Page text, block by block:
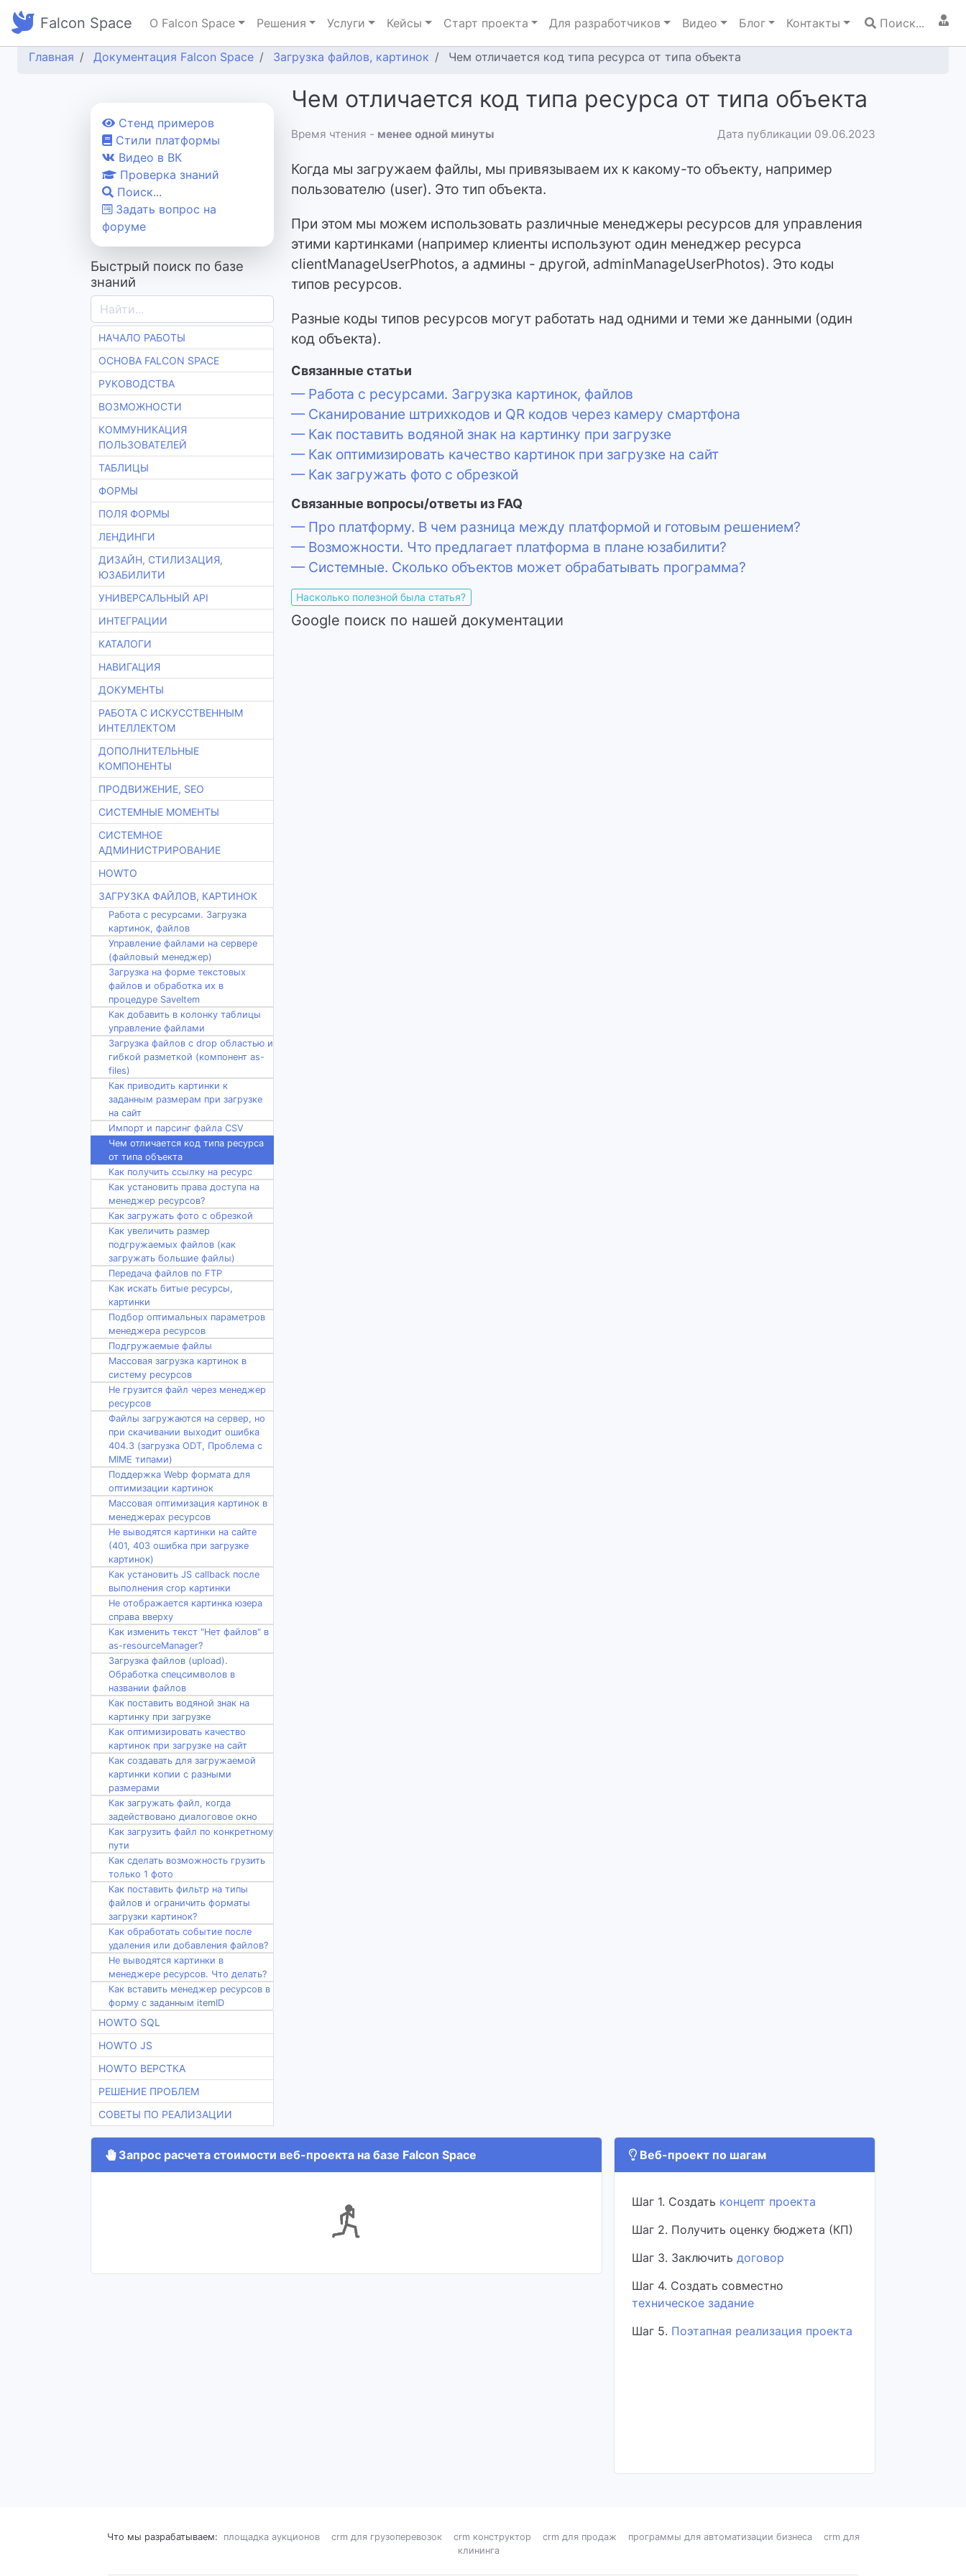
Falcon Space О Falcon Space Решения Услуги Кейсы Старт проекта Для разработчиков Видео Блог Контакты Поиск...
Главная Документация Falcon Space Загрузка файлов, картинок Чем отличается код типа ресурса от типа объекта
Cтенд примеров
Стили платформы
Видео в ВК
Проверка знаний
Поиск...
Задать вопрос на
форуме
Быстрый поиск по базе
знаний
НАЧАЛО РАБОТЫ
ОСНОВА FALCON SPACE
РУКОВОДСТВА
ВОЗМОЖНОСТИ
КОММУНИКАЦИЯ
ПОЛЬЗОВАТЕЛЕЙ
ТАБЛИЦЫ
ФОРМЫ
ПОЛЯ ФОРМЫ
ЛЕНДИНГИ
ДИЗАЙН, СТИЛИЗАЦИЯ,
ЮЗАБИЛИТИ
УНИВЕРСАЛЬНЫЙ API
ИНТЕГРАЦИИ
КАТАЛОГИ
НАВИГАЦИЯ
ДОКУМЕНТЫ
РАБОТА С ИСКУССТВЕННЫМ
ИНТЕЛЛЕКТОМ
ДОПОЛНИТЕЛЬНЫЕ
КОМПОНЕНТЫ
ПРОДВИЖЕНИЕ, SEO
СИСТЕМНЫЕ МОМЕНТЫ
СИСТЕМНОЕ
АДМИНИСТРИРОВАНИЕ
HOWTO
ЗАГРУЗКА ФАЙЛОВ, КАРТИНОК
Работа с ресурсами. Загрузка
картинок, файлов
Управление файлами на сервере
(файловый менеджер)
Загрузка на форме текстовых
файлов и обработка их в
процедуре SaveItem
Как добавить в колонку таблицы
управление файлами
Загрузка файлов с drop областью и
гибкой разметкой (компонент as-
files)
Как приводить картинки к
заданным размерам при загрузке
на сайт
Импорт и парсинг файла CSV
Чем отличается код типа ресурса
от типа объекта
Как получить ссылку на ресурс
Как установить права доступа на
менеджер ресурсов?
Как загружать фото с обрезкой
Как увеличить размер
подгружаемых файлов (как
загружать большие файлы)
Передача файлов по FTP
Как искать битые ресурсы,
картинки
Подбор оптимальных параметров
менеджера ресурсов
Подгружаемые файлы
Массовая загрузка картинок в
систему ресурсов
Не грузится файл через менеджер
ресурсов
Файлы загружаются на сервер, но
при скачивании выходит ошибка
404.3 (загрузка ODT, Проблема с
MIME типами)
Поддержка Webp формата для
оптимизации картинок
Массовая оптимизация картинок в
менеджерах ресурсов
Не выводятся картинки на сайте
(401, 403 ошибка при загрузке
картинок)
Как установить JS callback после
выполнения crop картинки
Не отображается картинка юзера
справа вверху
Как изменить текст "Нет файлов" в
as-resourceManager?
Загрузка файлов (upload).
Обработка спецсимволов в
названии файлов
Как поставить водяной знак на
картинку при загрузке
Как оптимизировать качество
картинок при загрузке на сайт
Как создавать для загружаемой
картинки копии с разными
размерами
Как загружать файл, когда
задействовано диалоговое окно
Как загрузить файл по конкретному
пути
Как сделать возможность грузить
только 1 фото
Как поставить фильтр на типы
файлов и ограничить форматы
загрузки картинок?
Как обработать событие после
удаления или добавления файлов?
Не выводятся картинки в
менеджере ресурсов. Что делать?
Как вставить менеджер ресурсов в
форму с заданным itemID
HOWTO SQL
HOWTO JS
HOWTO ВЕРСТКА
РЕШЕНИЕ ПРОБЛЕМ
СОВЕТЫ ПО РЕАЛИЗАЦИИ
Чем отличается код типа ресурса от типа объекта
Время чтения - менее одной минуты Дата публикации 09.06.2023
Когда мы загружаем файлы, мы привязываем их к какому-то объекту, например
пользователю (user). Это тип объекта.
При этом мы можем использовать различные менеджеры ресурсов для управления
этими картинками (например клиенты используют один менеджер ресурса
clientManageUserPhotos, а админы - другой, adminManageUserPhotos). Это коды
типов ресурсов.
Разные коды типов ресурсов могут работать над одними и теми же данными (один
код объекта).
Связанные статьи
— Работа с ресурсами. Загрузка картинок, файлов
— Сканирование штрихкодов и QR кодов через камеру смартфона
— Как поставить водяной знак на картинку при загрузке
— Как оптимизировать качество картинок при загрузке на сайт
— Как загружать фото с обрезкой
Связанные вопросы/ответы из FAQ
— Про платформу. В чем разница между платформой и готовым решением?
— Возможности. Что предлагает платформа в плане юзабилити?
— Системные. Сколько объектов может обрабатывать программа?
Насколько полезной была статья?
Google поиск по нашей документации
Запрос расчета стоимости веб-проекта на базе Falcon Space Веб-проект по шагам
Шаг 1. Создать концепт проекта
Шаг 2. Получить оценку бюджета (КП)
Шаг 3. Заключить договор
Шаг 4. Создать совместно
техническое задание
Шаг 5. Поэтапная реализация проекта
Что мы разрабатываем: площадка аукционов crm для грузоперевозок crm конструктор crm для продаж программы для автоматизации бизнеса
crm для
клининга